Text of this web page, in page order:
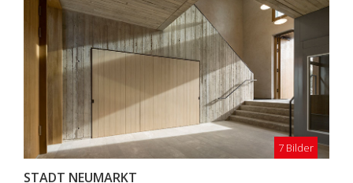
7 Bilder
STADT NEUMARKT